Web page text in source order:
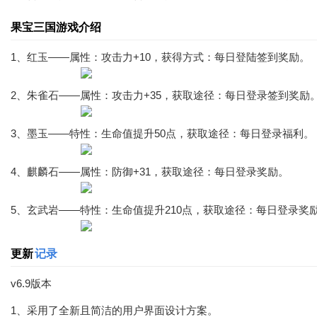
果宝三国游戏介绍
1、红玉——属性：攻击力+10，获得方式：每日登陆签到奖励。
2、朱雀石——属性：攻击力+35，获取途径：每日登录签到奖励
3、墨玉——特性：生命值提升50点，获取途径：每日登录福利。
4、麒麟石——属性：防御+31，获取途径：每日登录奖励。
5、玄武岩——特性：生命值提升210点，获取途径：每日登录奖
更新记录
v6.9版本
1、采用了全新且简洁的用户界面设计方案。